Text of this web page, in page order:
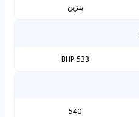
بنزين
533 BHP
540